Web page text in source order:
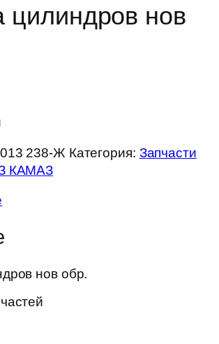
цилиндров нов
238-Ж Категория: Запчасти
КАМАЗ
нов обр.